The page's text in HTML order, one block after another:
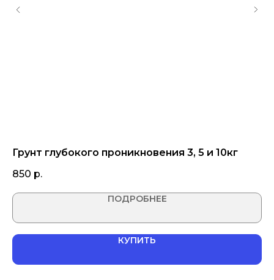
Грунт глубокого проникновения 3, 5 и 10кг
850 р.
ПОДРОБНЕЕ
КУПИТЬ